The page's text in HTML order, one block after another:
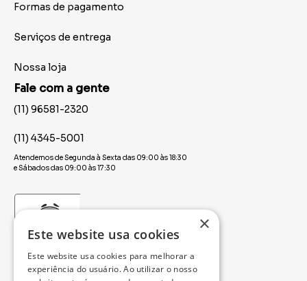
Formas de pagamento
Serviços de entrega
Nossa loja
Fale com a gente
(11) 96581-2320
(11) 4345-5001
Atendemos de Segunda à Sexta das 09:00 às 18:30
e Sábados das 09:00 às 17:30
×
Este website usa cookies
Este website usa cookies para melhorar a
experiência do usuário. Ao utilizar o nosso